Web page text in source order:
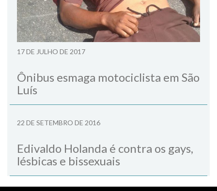
17 DE JULHO DE 2017
Ônibus esmaga motociclista em São
Luís
22 DE SETEMBRO DE 2016
Edivaldo Holanda é contra os gays,
lésbicas e bissexuais